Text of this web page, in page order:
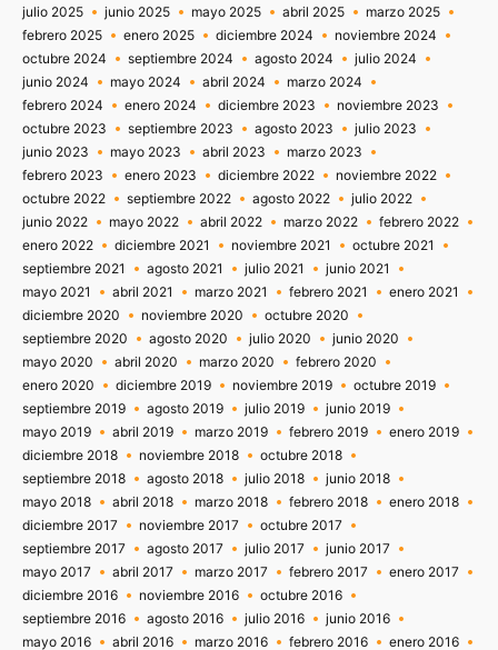
julio 2025
junio 2025 mayo 2025 abril 2025
marzo 2025
febrero 2025
enero 2025 diciembre 2024
noviembre 2024
octubre 2024
septiembre 2024 agosto 2024
julio 2024
junio 2024
mayo 2024 abril 2024
marzo 2024
febrero 2024
enero 2024 diciembre 2023
noviembre 2023
octubre 2023
septiembre 2023 agosto 2023
julio 2023
junio 2023
mayo 2023 abril 2023
marzo 2023
febrero 2023
enero 2023 diciembre 2022
noviembre 2022
octubre 2022
septiembre 2022 agosto 2022
julio 2022
junio 2022
mayo 2022 abril 2022 marzo 2022
febrero 2022
enero 2022
diciembre 2021 noviembre 2021
octubre 2021
septiembre 2021
agosto 2021 julio 2021
junio 2021
mayo 2021
abril 2021 marzo 2021 febrero 2021
enero 2021
diciembre 2020
noviembre 2020
octubre 2020
septiembre 2020
agosto 2020 julio 2020
junio 2020
mayo 2020
abril 2020 marzo 2020
febrero 2020
enero 2020
diciembre 2019 noviembre 2019
octubre 2019
septiembre 2019
agosto 2019 julio 2019
junio 2019
mayo 2019
abril 2019 marzo 2019 febrero 2019
enero 2019
diciembre 2018
noviembre 2018
octubre 2018
septiembre 2018
agosto 2018 julio 2018
junio 2018
mayo 2018
abril 2018 marzo 2018 febrero 2018
enero 2018
diciembre 2017
noviembre 2017
octubre 2017
septiembre 2017
agosto 2017 julio 2017
junio 2017
mayo 2017
abril 2017 marzo 2017 febrero 2017
enero 2017
diciembre 2016
noviembre 2016
octubre 2016
septiembre 2016
agosto 2016 julio 2016
junio 2016
mayo 2016
abril 2016 marzo 2016 febrero 2016 enero 2016